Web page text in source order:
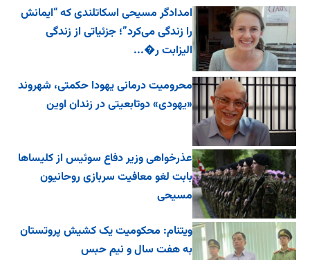
امدادگر مسیحی اسکاتلندی که “ایمانش
را زندگی می‌کرد”؛ جزئیاتی از زندگی
الیزابت ر�...
محرومیت درمانی یهودا حکمتی، شهروند
«یهودی» دوتابعیتی در زندان اوین
عذرخواهی وزیر دفاع سوئیس از کلیساها
بابت لغو معافیت سربازی روحانیون
مسیحی
ویتنام: محکومیت یک کشیش پروتستان
به هفت سال و نیم حبس